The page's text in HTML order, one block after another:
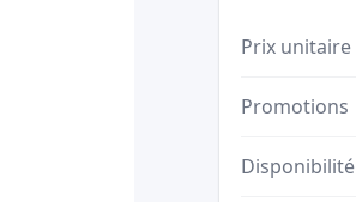
Prix unitaire
Promotions
Disponibilité